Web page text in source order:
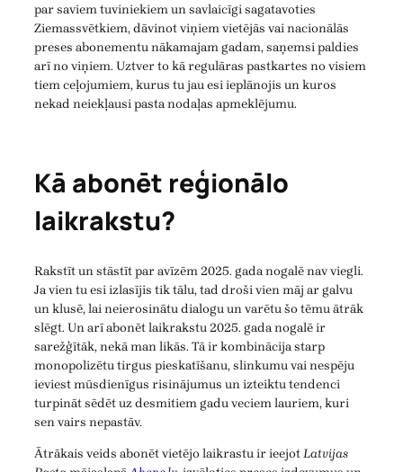
par saviem tuviniekiem un savlaicīgi sagatavoties
Ziemassvētkiem, dāvinot viņiem vietējās vai nacionālās
preses abonementu nākamajam gadam, saņemsi paldies
arī no viņiem. Uztver to kā regulāras pastkartes no visiem
tiem ceļojumiem, kurus tu jau esi ieplānojis un kuros
nekad neiekļausi pasta nodaļas apmeklējumu.
Kā abonēt reģionālo
laikrakstu?
Rakstīt un stāstīt par avīzēm 2025. gada nogalē nav viegli.
Ja vien tu esi izlasījis tik tālu, tad droši vien māj ar galvu
un klusē, lai neierosinātu dialogu un varētu šo tēmu ātrāk
slēgt. Un arī abonēt laikrakstu 2025. gada nogalē ir
sarežģītāk, nekā man likās. Tā ir kombinācija starp
monopolizētu tirgus pieskatīšanu, slinkumu vai nespēju
ieviest mūsdienīgus risinājumus un izteiktu tendenci
turpināt sēdēt uz desmitiem gadu veciem lauriem, kuri
sen vairs nepastāv.
Ātrākais veids abonēt vietējo laikrastu ir ieejotLatvijas